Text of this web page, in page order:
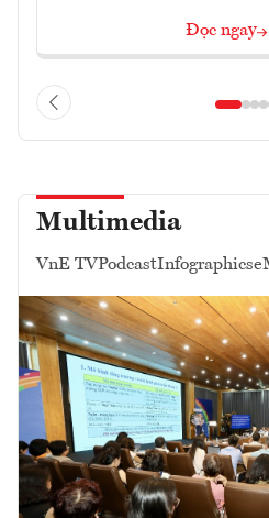
Đọc ngay
Multimedia
VnE TVPodcastInfographics